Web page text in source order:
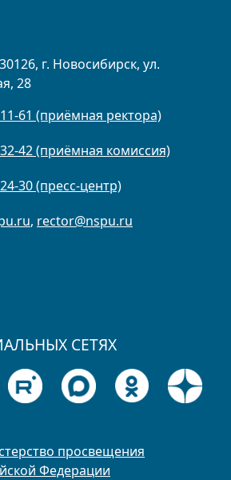
г. Новосибирск, ул.
28
61 (приёмная ректора)
42 (приёмная комиссия)
30 (пресс-центр)
, rector@nspu.ru
СЕТЯХ
просвещения
Федерации